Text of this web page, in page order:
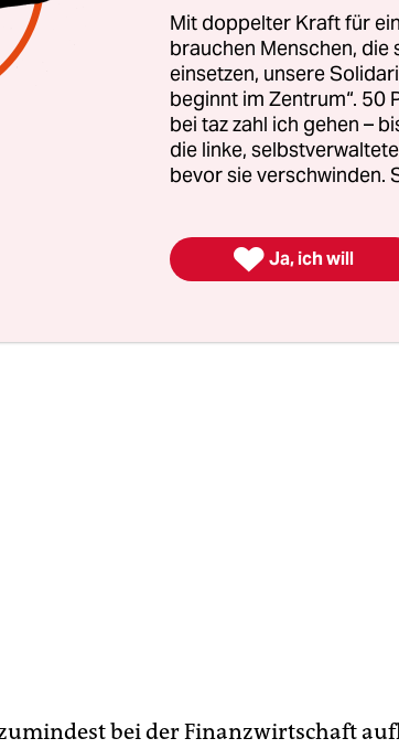
Mittagspause „weg wie warme
ein Viertel des Eiweißbedarfs
gedeckt werden.
mit der Landwirtschaft geht es nicht
Müller, Mitglied im Nachhaltigkeitsrat.
hieß es bei der Debatte zur
bei der Finanzwirtschaft
Mit doppelter Kraft für
brauchen Menschen,
einsetzen, unsere
beginnt im Zentrum“. 50
bei taz zahl ich gehen –
die linke,
bevor sie verschwinden.
 Ja, ich will